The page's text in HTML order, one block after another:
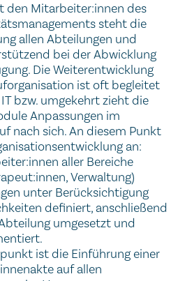
den Mitarbeiter:innen des
steht die
allen Abteilungen und
bei der Abwicklung
Die Weiterentwicklung
ist oft begleitet
bzw. umgekehrt zieht die
Anpassungen im
nach sich. An diesem Punkt
an:
aller Bereiche
Verwaltung)
unter Berücksichtigung
definiert, anschließend
umgesetzt und
ist die Einführung einer
auf allen